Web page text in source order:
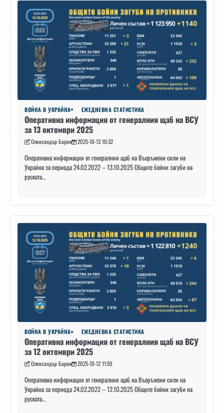
ВОЙНА В УКРАЙНА ЕЖЕДНЕВНА СТАТИСТИКА
Оперативна информация от генералния щаб на ВСУ
за 13 октомври 2025
Олександър Барон 2025-10-13 10:32
Оперативна информация от генералния щаб на Въоръжени сили на
Украйна за периода 24.02.2022 – 13.10.2025 Общите бойни загуби на
руската…
ВОЙНА В УКРАЙНА ЕЖЕДНЕВНА СТАТИСТИКА
Оперативна информация от генералния щаб на ВСУ
за 12 октомври 2025
Олександър Барон 2025-10-12 11:59
Оперативна информация от генералния щаб на Въоръжени сили на
Украйна за периода 24.02.2022 – 12.10.2025 Общите бойни загуби на
руската…